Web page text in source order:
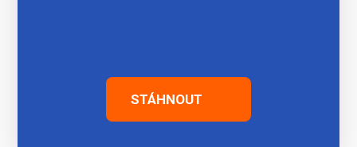
STÁHNOUT